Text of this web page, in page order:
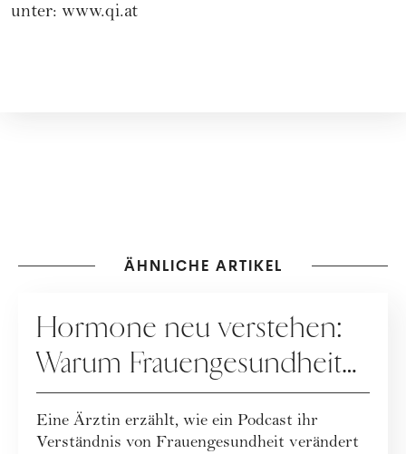
unter: www.qi.at
ÄHNLICHE ARTIKEL
Hormone neu verstehen:
Warum Frauengesundheit
heute neu gedacht wird
Eine Ärztin erzählt, wie ein Podcast ihr
Verständnis von Frauengesundheit verändert